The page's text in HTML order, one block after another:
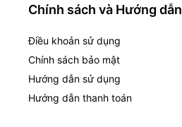
Chính sách và Hướng dẫn
Điều khoản sử dụng
Chính sách bảo mật
Hướng dẫn sử dụng
Hướng dẫn thanh toán